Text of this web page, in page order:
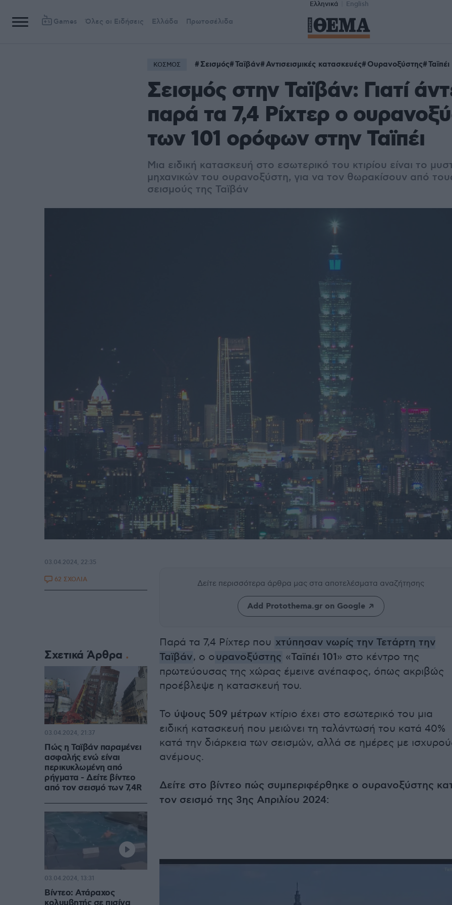
Ελληνικά English
Games Όλες οι Ειδήσεις Ελλάδα Πρωτοσέλιδα
ΚΟΣΜΟΣ Σεισμός Ταϊβάν Αντισεισμικές κατασκευές Ουρανοξύστης Ταϊπέι
Σεισμός στην Ταϊβάν: Γιατί
παρά τα 7,4 Ρίχτερ ο
των 101 ορόφων στην Ταϊπέι
Μια ειδική κατασκευή στο εσωτερικό του κτιρίου είναι το
μηχανικών του ουρανοξύστη, για να τον θωρακίσουν από
σεισμούς της Ταϊβάν
Δείτε περισσότερα άρθρα μας στα αποτελέσματα αναζήτησης
Add Protothema.gr on Google
Παρά τα 7,4 Ρίχτερ που χτύπησαν νωρίς την Τετάρτη την
Ταϊβάν, ο ουρανοξύστης «Ταϊπέι 101» στο κέντρο της
πρωτεύουσας της χώρας έμεινε ανέπαφος, όπως ακριβώς
προέβλεψε η κατασκευή του.
Το ύψους 509 μέτρων κτίριο έχει στο εσωτερικό του μια
ειδική κατασκευή που μειώνει τη ταλάντωσή του κατά 40%
κατά την διάρκεια των σεισμών, αλλά σε ημέρες με
ανέμους.
Δείτε στο βίντεο πώς συμπεριφέρθηκε ο ουρανοξύστης
τον σεισμό της 3ης Απριλίου 2024:
03.04.2024, 22:35
62 ΣΧΟΛΙΑ
Σχετικά Άρθρα
Πώς η Ταϊβάν παραμένει
ασφαλής ενώ είναι
περικυκλωμένη από
ρήγματα - Δείτε βίντεο
από τον σεισμό των 7,4R
03.04.2024, 21:37
Βίντεο: Ατάραχος
03.04.2024, 13:31